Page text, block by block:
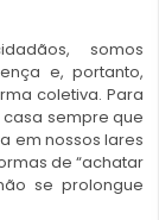
somos
e, portanto,
coletiva. Para
sempre que
em nossos lares
de “achatar
se prolongue